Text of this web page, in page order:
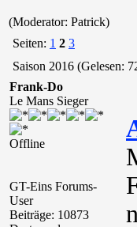
(Moderator: Patrick)
Seiten: 1 2 3
Saison 2016 (Gelesen:
Frank-Do
Le Mans Sieger
Offline
GT-Eins Forums-
User
Beiträge: 10873